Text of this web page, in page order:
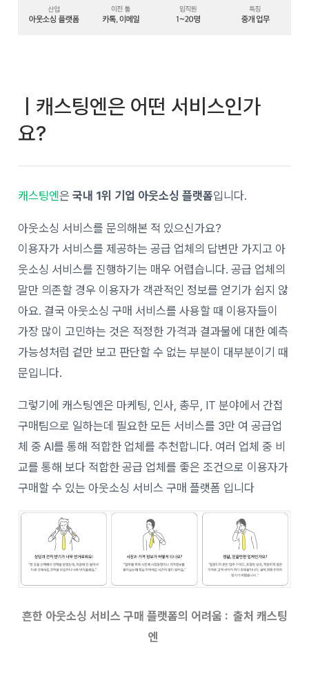
ㅣ캐스팅엔은 어떤 서비스인가
요?
캐스팅엔은국내 1위 기업 아웃소싱 플랫폼입니다.
아웃소싱 서비스를 문의해본 적 있으신가요?
이용자가 서비스를제공하는 공급 업체의 답변만 가지고 아
웃소싱 서비스를 진행하기는 매우 어렵습니다. 공급 업체의
말만 의존할 경우 이용자가 객관적인 정보를 얻기가 쉽지 않
아요. 결국 아웃소싱 구매 서비스를 사용할 때 이용자들이
가장 많이 고민하는 것은 적정한 가격과 결과물에 대한 예측
가능성처럼 겉만 보고 판단할 수 없는 부분이 대부분이기 때
문입니다.
그렇기에 캐스팅엔은 마케팅, 인사, 총무, IT 분야에서 간접
구매팀으로 일하는데 필요한 모든 서비스를 3만 여 공급업
체 중 AI를 통해 적합한 업체를 추천합니다. 여러 업체 중 비
교를 통해 보다 적합한 공급 업체를 좋은 조건으로 이용자가
구매할 수 있는 아웃소싱 서비스 구매 플랫폼 입니다
흔한 아웃소싱 서비스 구매 플랫폼의 어려움 : 출처 캐스팅
엔